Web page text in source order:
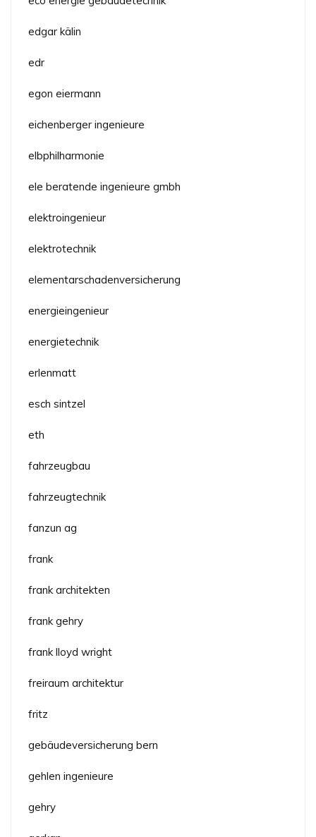
edgar kälin
edr
egon eiermann
eichenberger ingenieure
elbphilharmonie
ele beratende ingenieure gmbh
elektroingenieur
elektrotechnik
elementarschadenversicherung
energieingenieur
energietechnik
erlenmatt
esch sintzel
eth
fahrzeugbau
fahrzeugtechnik
fanzun ag
frank
frank architekten
frank gehry
frank lloyd wright
freiraum architektur
fritz
gebäudeversicherung bern
gehlen ingenieure
gehry